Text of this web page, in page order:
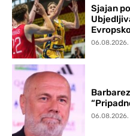
Sjajan
06.08.2026.
06.08.2026.